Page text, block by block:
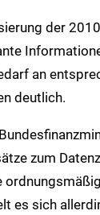
der
an
deutlich.
zum
es sich